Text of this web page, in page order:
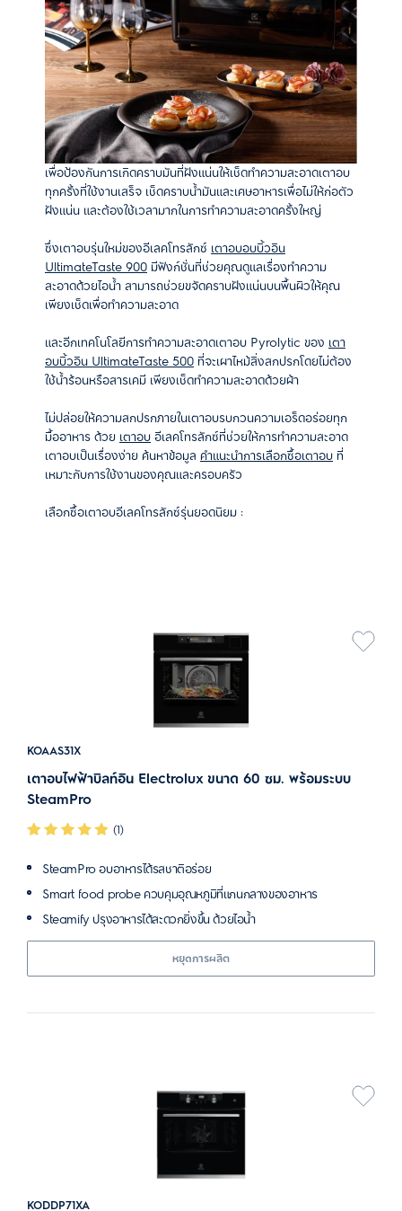
เพื่อป้องกันการเกิดคราบมันที่ฝังแน่นให้เช็ดทำความสะอาดเตาอบ
ทุกครั้งที่ใช้งานเสร็จ เช็ดคราบน้ำมันและเศษอาหารเพื่อไม่ให้ก่อตัว
ฝังแน่น และต้องใช้เวลามากในการทำความสะอาดครั้งใหญ่
ซึ่งเตาอบรุ่นใหม่ของอีเลคโทรลักซ์ เตาอบอบบิ้วอิน
UltimateTaste 900 มีฟังก์ชั่นที่ช่วยคุณดูแลเรื่องทำความ
สะอาดด้วยไอน้ำสามารถช่วยขจัดคราบฝังแน่นบนพื้นผิวให้คุณ
เพียงเช็ดเพื่อทำความสะอาด
และอีกเทคโนโลยีการทำความสะอาดเตาอบ Pyrolytic ของ เตา
อบบิ้วอิน UltimateTaste 500 ที่จะเผาไหม้สิ่งสกปรกโดยไม่ต้อง
ใช้น้ำร้อนหรือสารเคมี เพียงเช็ดทำความสะอาดด้วยผ้า
ไม่ปล่อยให้ความสกปรกภายในเตาอบรบกวนความเอร็ดอร่อยทุก
มื้ออาหารด้วย เตาอบอีเลคโทรลักซ์ที่ช่วยให้การทำความสะอาด
เตาอบเป็นเรื่องง่าย ค้นหาข้อมูล คำแนะนำการเลือกซื้อเตาอบ ที่
เหมาะกับการใช้งานของคุณและครอบครัว
เลือกซื้อเตาอบอีเลคโทรลักซ์รุ่นยอดนิยม :
KOAAS31X
เตาอบไฟฟ้าบิลท์อิน Electrolux ขนาด 60 ซม. พร้อมระบบ
SteamPro
(1)
SteamPro อบอาหารได้รสชาติอร่อย
Smart food probe ควบคุมอุณหภูมิที่แกนกลางของอาหาร
Steamify ปรุงอาหารได้สะดวกยิ่งขึ้น ด้วยไอน้ำ
หยุดการผลิต
KODDP71XA